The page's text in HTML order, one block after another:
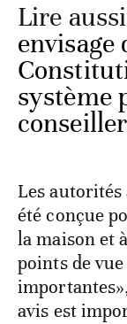
Lire
envisage
système
conseiller
Les
été conçue
la maison et
points de
avis est